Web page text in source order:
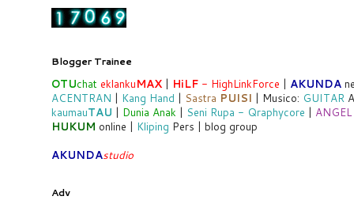
Blogger Trainee
OTUchat eklankuMAX | HiLF - HighLinkForce | AKUNDA
ACENTRAN | Kang Hand | Sastra PUISI | Musico: GUITAR
kaumauTAU | Dunia Anak | Seni Rupa - Qraphycore |
HUKUM online | Kliping Pers | blog group
AKUNDAstudio
Adv